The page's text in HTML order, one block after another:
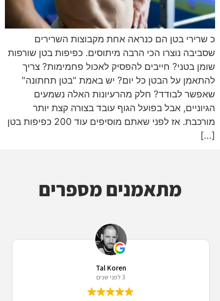
כ שרירי בטן הם כנראה אחת מקבוצות השרירים
שסביבה נוצרו הכי הרבה מיתוסים. כפיפות בטן שורפות
שומן בטני? חייבים להפסיק לאכול פחמימות? צריך
להתאמן על הבטן כל יום? יש באמת "בטן תחתונה"
שאפשר לבודד? חלק מהרעיונות האלה נשמעים
הגיוניים, אבל בפועל הגוף עובד בצורה קצת יותר
מורכבת. אז לפני שאתם מוסיפים עוד 200 כפיפות בטן
[…]
מתאמנים מספרים
Tal Koren
3 לפני שנים